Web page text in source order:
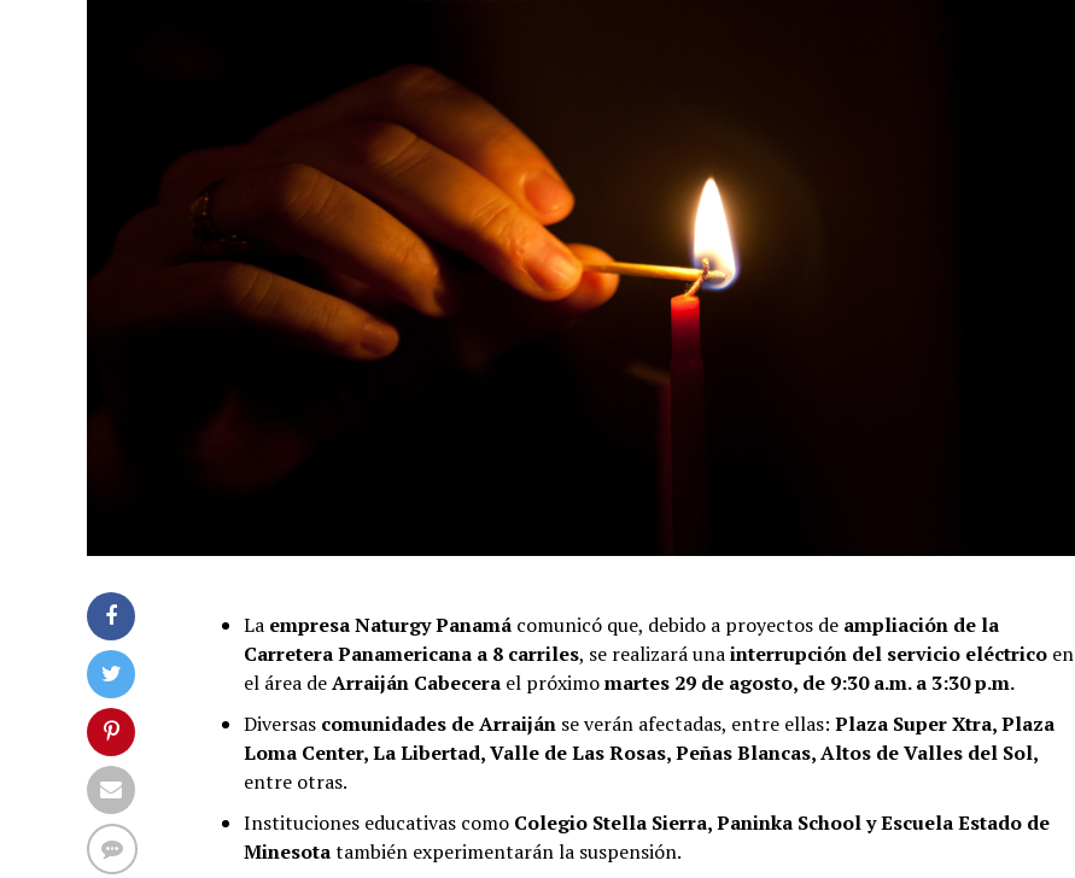
La empresa Naturgy Panamá comunicó que, debido a proyectos de ampliación de la
Carretera Panamericana a 8 carriles, se realizará unainterrupción del servicio eléctrico en
el área deArraiján Cabecera el próximomartes 29 de agosto, de 9:30 a.m. a 3:30 p.m.
Diversas comunidades de Arraiján se verán afectadas, entre ellas: Plaza Super Xtra, Plaza
Loma Center, La Libertad, Valle de Las Rosas, Peñas Blancas, Altos de Valles del Sol,
entre otras.
Instituciones educativas como Colegio Stella Sierra, Paninka School y Escuela Estado de
Minesotatambién experimentarán la suspensión.